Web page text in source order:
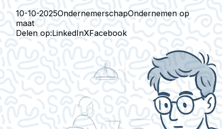
10-10-2025OndernemerschapOndernemen op
maat
Delen op:LinkedInXFacebook